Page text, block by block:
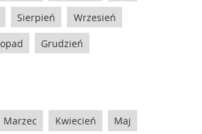
Sierpień Wrzesień
Grudzień
Marzec Kwiecień Maj